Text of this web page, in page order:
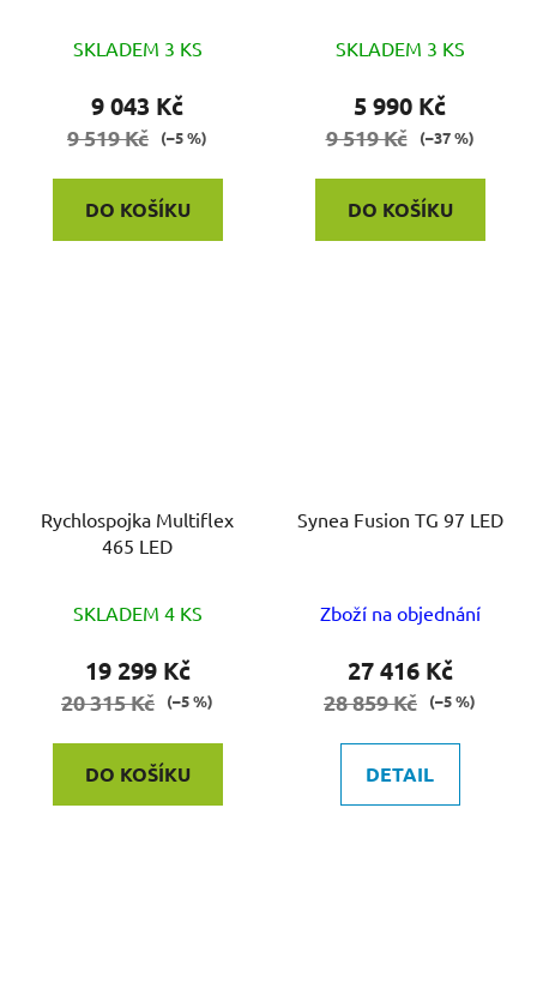
SKLADEM 3 KS
9 043 Kč
9 519 Kč (–5 %)
DO KOŠÍKU
SKLADEM 3 KS
5 990 Kč
9 519 Kč (–37 %)
DO KOŠÍKU
Rychlospojka Multiflex
465 LED
SKLADEM 4 KS
19 299 Kč
20 315 Kč (–5 %)
DO KOŠÍKU
Synea Fusion TG 97 LED
Zboží na objednání
27 416 Kč
28 859 Kč (–5 %)
DETAIL